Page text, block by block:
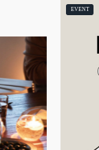
EVENT